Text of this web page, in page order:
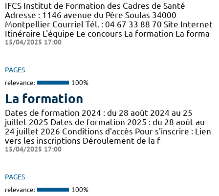
IFCS Institut de Formation des Cadres de Santé
Adresse : 1146 avenue du Père Soulas 34000
Montpellier Courriel Tél. : 04 67 33 88 70 Site Internet
Itinéraire L'équipe Le concours La formation La forma
15/04/2025 17:00
PAGES
relevance: 100%
La formation
Dates de formation 2024 : du 28 août 2024 au 25
juillet 2025 Dates de formation 2025 : du 28 août au
24 juillet 2026 Conditions d'accès Pour s'inscrire : Lien
vers les inscriptions Déroulement de la f
15/04/2025 17:00
PAGES
relevance: 100%